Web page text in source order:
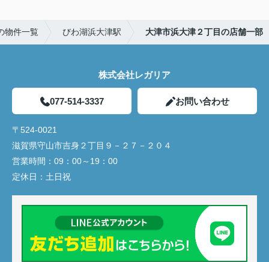
物件一覧 びわ湖浜大津駅 大津市浜大津２丁目の店舗一部
株式会社レガリア
077-514-3337 お問い合わせ
〒524-0021
滋賀県守山市吉身２丁目９－２７－２０４
営業時間： 09：00～19：00
定休日： 土日祝